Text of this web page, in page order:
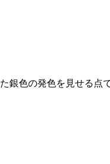
た銀色の発色を見せる